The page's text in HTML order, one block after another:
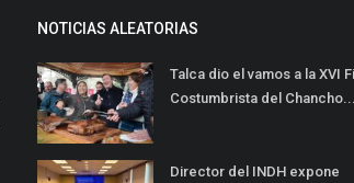
NOTICIAS ALEATORIAS
Talca dio el vamos a la XVI
Costumbrista del Chancho...
Director del INDH expone